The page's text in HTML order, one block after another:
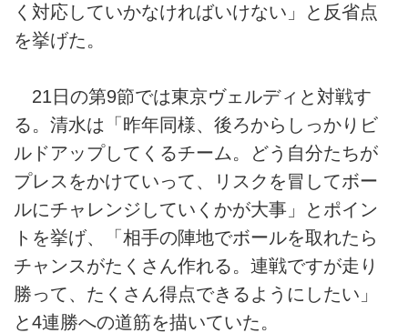
く対応していかなければいけない」と反省点
を挙げた。
21日の第9節では東京ヴェルディと対戦す
る。清水は「昨年同様、後ろからしっかりビ
ルドアップしてくるチーム。どう自分たちが
プレスをかけていって、リスクを冒してボー
ルにチャレンジしていくかが大事」とポイン
トを挙げ、「相手の陣地でボールを取れたら
チャンスがたくさん作れる。連戦ですが走り
勝って、たくさん得点できるようにしたい」
と4連勝への道筋を描いていた。